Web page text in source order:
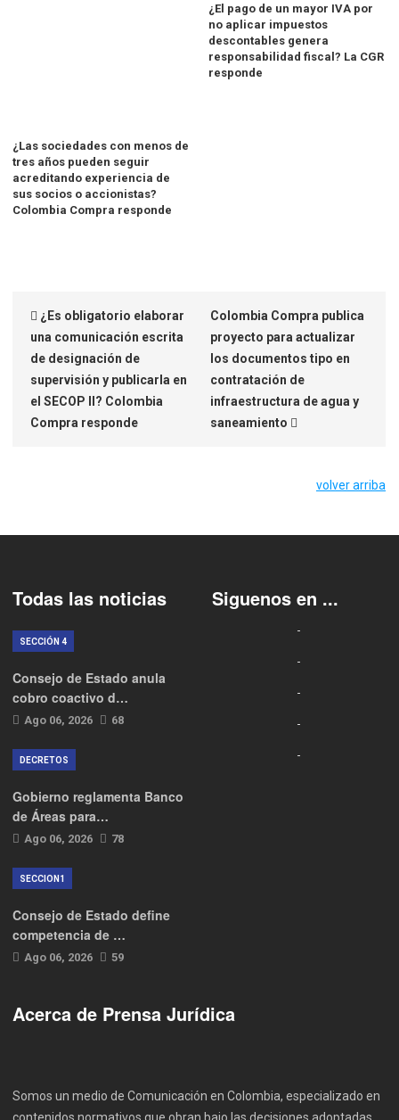
¿El pago de un mayor IVA por
no aplicar impuestos
descontables genera
responsabilidad fiscal? La CGR
responde
¿Las sociedades con menos de
tres años pueden seguir
acreditando experiencia de
sus socios o accionistas?
Colombia Compra responde
¿Es obligatorio elaborar
una comunicación escrita
de designación de
supervisión y publicarla en
el SECOP II? Colombia
Compra responde
Colombia Compra publica
proyecto para actualizar
los documentos tipo en
contratación de
infraestructura de agua y
saneamiento
volver arriba
Todas las noticias
Consejo de Estado anula
cobro coactivo d…
Ago 06, 2026 68
SECCIÓN 4
Gobierno reglamenta Banco
de Áreas para…
Ago 06, 2026 78
DECRETOS
Consejo de Estado define
competencia de …
Ago 06, 2026 59
SECCION1
Siguenos en ...
Acerca de Prensa Jurídica
Somos un medio de Comunicación en Colombia, especializado en
contenidos normativos que obran bajo las decisiones adoptadas